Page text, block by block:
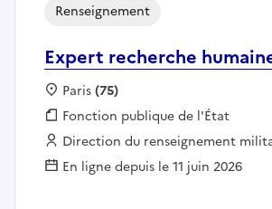
Expert recherche
Renseignement
Localisation :
Paris(75)
Fonction publique :
Fonction publique de l'État
Employeur :
Direction du renseignement
En ligne depuis le 11 juin 2026